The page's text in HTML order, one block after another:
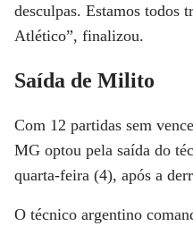
desculpas. Estamos todos
Atlético”, finalizou.
Saída de Milito
Com 12 partidas sem
MG optou pela saída do
quarta-feira (4), após a
O técnico argentino